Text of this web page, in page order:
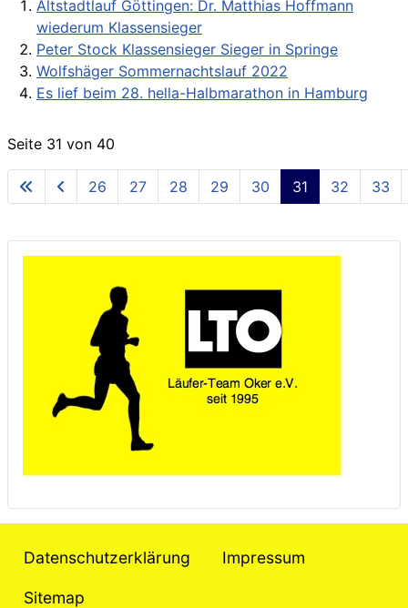
Altstadtlauf Göttingen: Dr. Matthias Hoffmann
wiederum Klassensieger
Peter Stock Klassensieger Sieger in Springe
Wolfshäger Sommernachtslauf 2022
Es lief beim 28. hella-Halbmarathon in Hamburg
Seite 31 von 40
26 27 28 29 30 31 32 33
Datenschutzerklärung Impressum
Sitemap